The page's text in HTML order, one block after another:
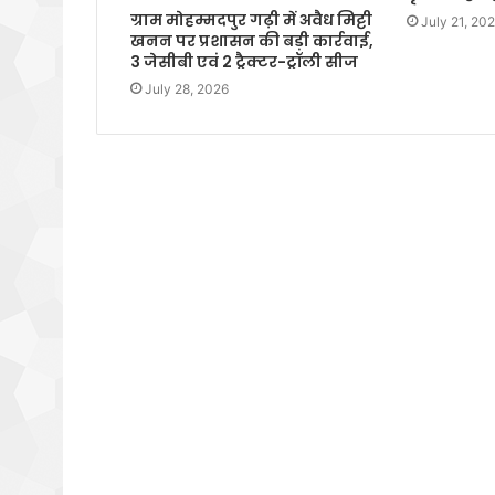
ग्राम मोहम्मदपुर गढ़ी में अवैध मिट्टी
खनन पर प्रशासन की बड़ी कार्रवाई,
3 जेसीबी एवं 2 ट्रैक्टर-ट्रॉली सीज
July 28, 2026
July 21,